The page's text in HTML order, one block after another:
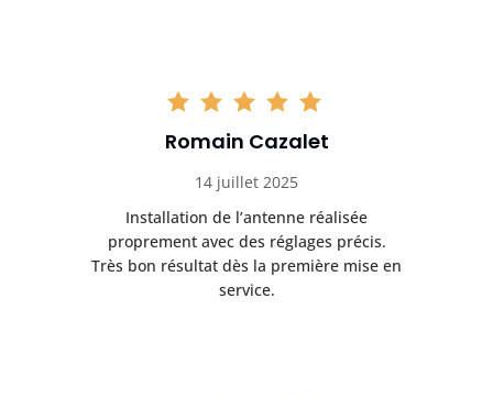
Romain Cazalet
14 juillet 2025
Installation de l’antenne réalisée
proprement avec des réglages précis.
Très bon résultat dès la première mise en
service.